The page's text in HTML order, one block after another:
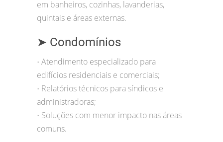
em banheiros, cozinhas, lavanderias,
quintais e áreas externas.
➤ Condomínios
• Atendimento especializado para
edifícios residenciais e comerciais;
• Relatórios técnicos para síndicos e
administradoras;
• Soluções com menor impacto nas áreas
comuns.